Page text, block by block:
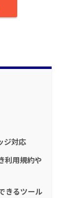
ジ対応
利用規約や
きるツール